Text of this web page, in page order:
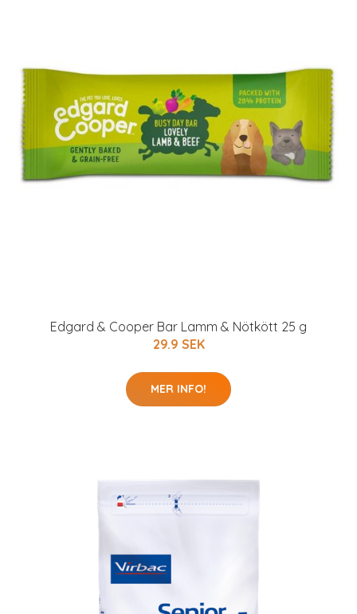
Edgard & Cooper Bar Lamm & Nötkött 25 g
29.9 SEK
MER INFO!